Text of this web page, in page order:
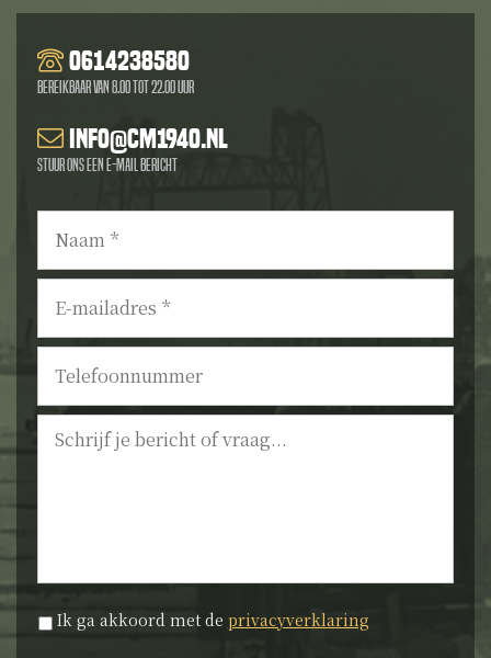
0614238580
Bereikbaar van 8.00 tot 22.00 uur
info@cm1940.nl
Stuur ons een e-mail bericht
Naam *
E-
mailadres *
Telefoonnummer
Bericht
Privacyverklaring *
Ik ga akkoord met de privacyverklaring